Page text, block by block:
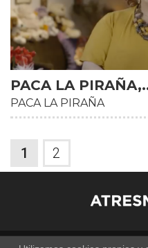
PACA LA
PACA LA PIRAÑA
1 2
Copyright ©